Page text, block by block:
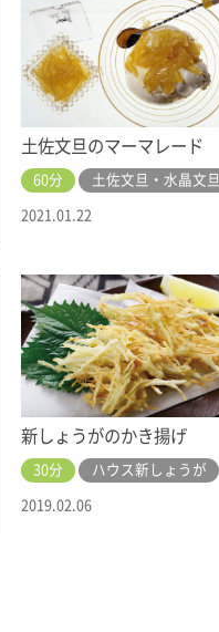
土佐文旦のマーマレード
60分 土佐文旦・水晶文旦
2021.01.22
新しょうがのかき揚げ
30分 ハウス新しょうが
2019.02.06